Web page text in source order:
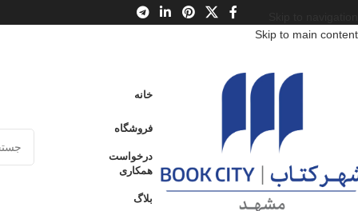
Skip to main content
خانه
فروشگاه
درخواست
همکاری
بلاگ